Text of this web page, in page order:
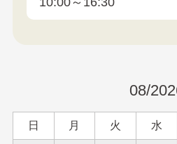
08/
日 月 火 水